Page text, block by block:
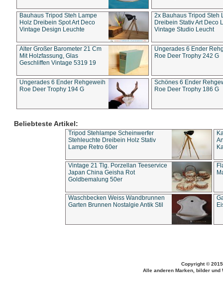
Bauhaus Tripod Steh Lampe
Holz Dreibein Spot Art Deco
Vintage Design Leuchte
2x Bauhaus Tripod Steh
Dreibein Stativ Art Deco
Vintage Studio Leucht
Alter Großer Barometer 21 Cm
Mit Holzfassung, Glas
Geschliffen Vintage 5319 19
Ungerades 6 Ender
Roe Deer Trophy 242 G
Ungerades 6 Ender Rehgeweih
Roe Deer Trophy 194 G
Schönes 6 Ender
Roe Deer Trophy 186 G
Beliebteste Artikel:
Tripod Stehlampe Scheinwerfer
Stehleuchte Dreibein Holz Stativ
Lampe Retro 60er
Vintage 21 Tlg. Porzellan Teeservice
Japan China Geisha Rot
Goldbemalung 50er
Waschbecken Weiss Wandbrunnen
Garten Brunnen Nostalgie Antik Stil
Copyright ©
Alle anderen Marken, bilder und